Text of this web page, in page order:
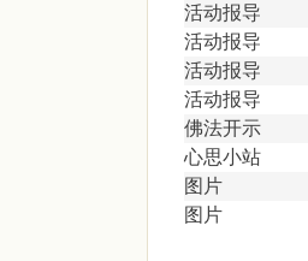
活动报导
活动报导
活动报导
活动报导
佛法开示
心思小站
图片
图片